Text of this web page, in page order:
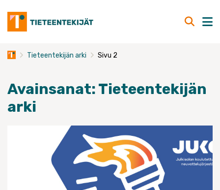
content
Tieteentekijän arki Sivu 2
Avainsanat:Tieteentekijän
arki